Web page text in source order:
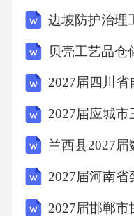
工序。
7.**知识产权**：
有智力成果权益，
方商业秘密、技术
息。
边坡防护治理
贝壳工艺品仓